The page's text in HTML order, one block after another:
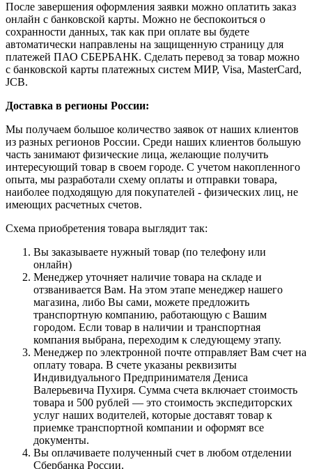
После завершения оформления заявки можно оплатить заказ
онлайн с банковской карты. Можно не беспокоиться о
сохранности данных, так как при оплате вы будете
автоматически направлены на защищенную страницу для
платежей ПАО СБЕРБАНК. Сделать перевод за товар можно
с банковской карты платежных систем МИР, Visa, MasterCard,
JCB.
Доставка в регионы России:
Мы получаем большое количество заявок от наших клиентов
из разных регионов России. Среди наших клиентов большую
часть занимают физические лица, желающие получить
интересующий товар в своем городе. С учетом накопленного
опыта, мы разработали схему оплаты и отправки товара,
наиболее подходящую для покупателей - физических лиц, не
имеющих расчетных счетов.
Схема приобретения товара выглядит так:
Вы заказываете нужный товар (по телефону или
онлайн)
Менеджер уточняет наличие товара на складе и
отзванивается Вам. На этом этапе менеджер нашего
магазина, либо Вы сами, можете предложить
транспортную компанию, работающую с Вашим
городом. Если товар в наличии и транспортная
компания выбрана, переходим к следующему этапу.
Менеджер по электронной почте отправляет Вам счет на
оплату товара. В счете указаны реквизиты
Индивидуального Предпринимателя Дениса
Валерьевича Пухиря. Сумма счета включает стоимость
товара и 500 рублей — это стоимость экспедиторских
услуг наших водителей, которые доставят товар к
приемке транспортной компании и оформят все
документы.
Вы оплачиваете полученный счет в любом отделении
Сбербанка России.